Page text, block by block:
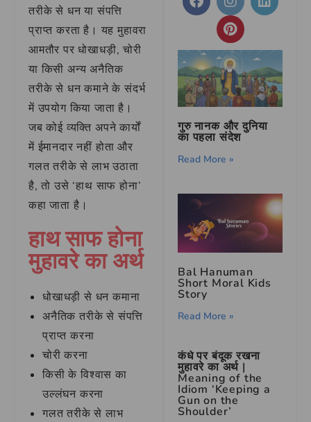
तरीके से धन या संपत्ति
प्राप्त करता है। यह मुहावरा
आमतौर पर धोखाधड़ी, चोरी
या किसी अन्य अनैतिक
तरीके से धन कमाने के संदर्भ
में उपयोग किया जाता है।
जब कोई व्यक्ति अपने कार्यों
में ईमानदार नहीं होता और
गलत तरीके से लाभ उठाता
है, तो उसे ‘हाथ साफ होना’
कहा जाता है।
हाथ साफ होना
मुहावरे का अर्थ
धोखाधड़ी से धन कमाना
अनैतिक तरीके से संपत्ति
प्राप्त करना
चोरी करना
किसी के विश्वास का
उल्लंघन करना
गलत तरीके से लाभ
गुरु नानक और दुनिया
का पहला संदेश
Read More »
Bal Hanuman
Short Moral Kids
Story
Read More »
कंधे पर बंदूक रखना
मुहावरे का अर्थ |
Meaning of the
Idiom ‘Keeping a
Gun on the
Shoulder’